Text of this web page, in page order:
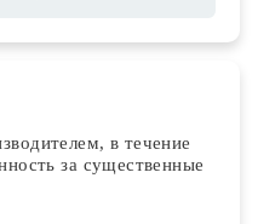
в течение
за существенные